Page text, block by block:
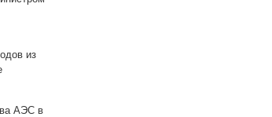
из
АЭС в